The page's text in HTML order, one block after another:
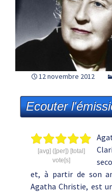
12 novembre 2012
Ecouter
[avg] ([per]) [total]
vote[s]
et, à partir de son
Agatha Christie, est